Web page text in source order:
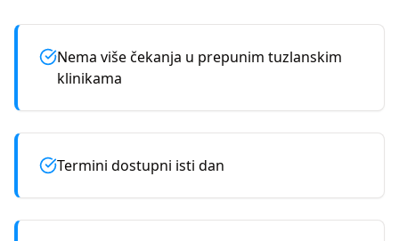
Nema više čekanja u prepunim tuzlanskim
klinikama
Termini dostupni isti dan